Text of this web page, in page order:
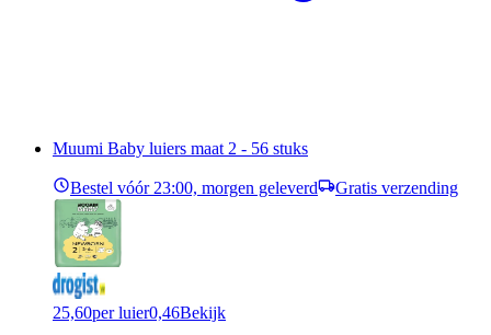
Muumi Baby luiers maat 2 - 56 stuks
Bestel vóór 23:00, morgen geleverd Gratis verzending
25,60per luier0,46Bekijk